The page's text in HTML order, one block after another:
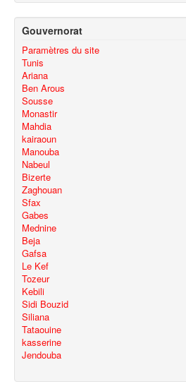
Gouvernorat
Paramètres du site
Tunis
Ariana
Ben Arous
Sousse
Monastir
Mahdia
kairaoun
Manouba
Nabeul
Bizerte
Zaghouan
Sfax
Gabes
Mednine
Beja
Gafsa
Le Kef
Tozeur
Kebili
Sidi Bouzid
Siliana
Tataouine
kasserine
Jendouba